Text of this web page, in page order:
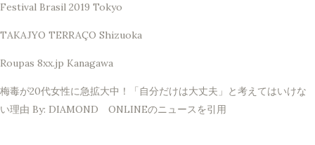
Festival Brasil 2019 Tokyo
TAKAJYO TERRAÇO Shizuoka
Roupas 8xx.jp Kanagawa
梅毒が20代女性に急拡大中！「自分だけは大丈夫」と考えてはいけな
い理由 By: DIAMOND ONLINEのニュースを引用